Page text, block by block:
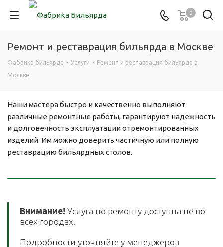
0
Ремонт и реставрация бильярда в Москве
Фабрика бильярда - Услуги - Ремонт и реставрация бильярда в
Москве
Наши мастера быстро и качественно выполняют
различные ремонтные работы, гарантируют надежность
и долговечность эксплуатации отремонтированных
изделий. Им можно доверить частичную или полную
реставрацию бильярдных столов.
Внимание! Услуга по ремонту доступна не во
всех городах.
Подробности уточняйте у менеджеров